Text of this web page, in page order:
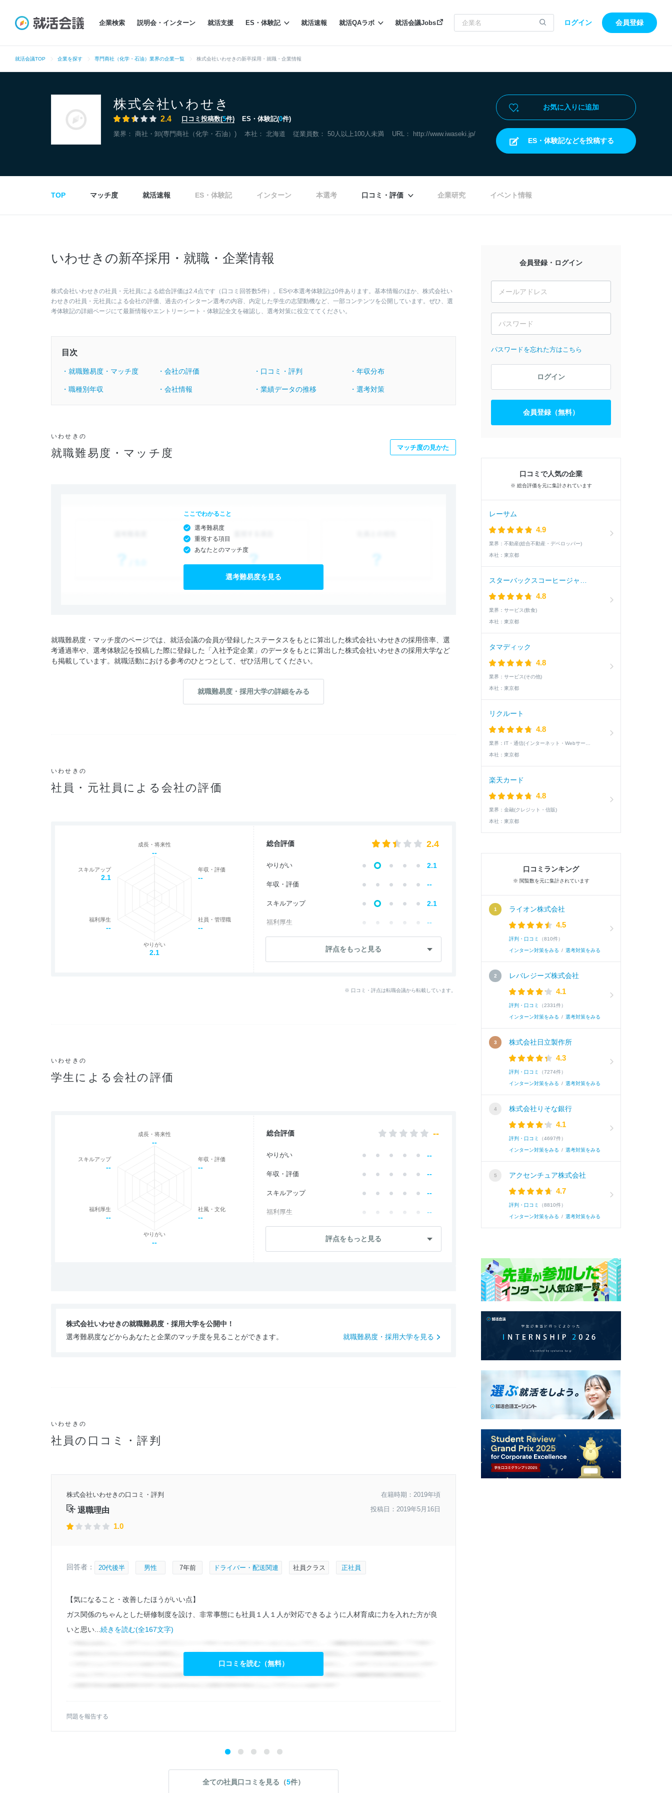
企業検索 説明会・インターン 就活支援 ES・体験記 就活速報 就活QAラボ 就活会議Jobs ログイン 会員登録
就活会議TOP 企業を探す 専門商社（化学・石油）業界の企業一覧 株式会社いわせきの新卒採用・就職・企業情報
株式会社いわせき
2.4 口コミ投稿数(5件) ES・体験記(0件)
業界： 商社・卸(専門商社（化学・石油）) 本社： 北海道 従業員数： 50人以上100人未満 URL： http://www.iwaseki.jp/
お気に入りに追加
ES・体験記などを投稿する
TOP マッチ度 就活速報 ES・体験記 インターン 本選考 口コミ・評価 企業研究 イベント情報
いわせきの新卒採用・就職・企業情報
株式会社いわせきの社員・元社員による総合評価は2.4点です（口コミ回答数5件）。ESや本選考体験記は0件あります。基本情報のほか、株式会社い
わせきの社員・元社員による会社の評価、過去のインターン選考の内容、内定した学生の志望動機など、一部コンテンツを公開しています。ぜひ、選
考体験記の詳細ページにて最新情報やエントリーシート・体験記全文を確認し、選考対策に役立ててください。
目次
・就職難易度・マッチ度 ・会社の評価 ・口コミ・評判 ・年収分布
・職種別年収 ・会社情報 ・業績データの推移 ・選考対策
いわせきの
就職難易度・マッチ度 マッチ度の見かた
ここでわかること
選考難易度
重視する項目
あなたとのマッチ度
選考難易度を見る
就職難易度・マッチ度のページでは、就活会議の会員が登録したステータスをもとに算出した株式会社いわせきの採用倍率、選
考通過率や、選考体験記を投稿した際に登録した「入社予定企業」のデータをもとに算出した株式会社いわせきの採用大学など
も掲載しています。就職活動における参考のひとつとして、ぜひ活用してください。
就職難易度・採用大学の詳細をみる
いわせきの
社員・元社員による会社の評価
評点をもっと見る
成長・将来性
--
年収・評価
--
社員・管理職
--
やりがい
2.1
福利厚生
--
スキルアップ
2.1
総合評価 2.4
やりがい 2.1
年収・評価 --
スキルアップ 2.1
福利厚生 --
社員・管理職 --
※ 口コミ・評点は転職会議から転載しています。
いわせきの
学生による会社の評価
評点をもっと見る
成長・将来性
--
年収・評価
--
社風・文化
--
やりがい
--
福利厚生
--
スキルアップ
--
総合評価 --
やりがい --
年収・評価 --
スキルアップ --
福利厚生 --
社員・管理職 --
株式会社いわせきの就職難易度・採用大学を公開中！
選考難易度などからあなたと企業のマッチ度を見ることができます。
就職難易度・採用大学を見る
いわせきの
社員の口コミ・評判
株式会社いわせきの口コミ・評判
退職理由
1.0
在籍時期：2019年頃
投稿日：2019年5月16日
回答者： 20代後半 男性 7年前 ドライバー・配送関連 社員クラス 正社員
【気になること・改善したほうがいい点】
ガス関係のちゃんとした研修制度を設け、非常事態にも社員１人１人が対応できるように人材育成に力を入れた方が良
いと思い... 続きを読む(全167文字)
口コミを読む（無料）
問題を報告する
全ての社員口コミを見る（5件）
会員登録・ログイン
パスワードを忘れた方はこちら
ログイン
会員登録（無料）
口コミで人気の企業
※ 総合評価を元に集計されています
レーサム
4.9
業界： 不動産(総合不動産・デベロッパー)
本社： 東京都
4.8
業界： サービス(飲食)
本社： 東京都
タマディック
4.8
業界： サービス(その他)
本社： 東京都
リクルート
4.8
業界：
本社： 東京都
楽天カード
4.8
業界： 金融(クレジット・信販)
本社： 東京都
口コミランキング
※ 閲覧数を元に集計されています
ライオン株式会社
4.5
評判・口コミ （810件）
インターン対策をみる / 選考対策をみる
レバレジーズ株式会社
4.1
評判・口コミ （2331件）
インターン対策をみる / 選考対策をみる
株式会社日立製作所
4.3
評判・口コミ （7274件）
インターン対策をみる / 選考対策をみる
株式会社りそな銀行
4.1
評判・口コミ （4697件）
インターン対策をみる / 選考対策をみる
アクセンチュア株式会社
4.7
評判・口コミ （8810件）
インターン対策をみる / 選考対策をみる